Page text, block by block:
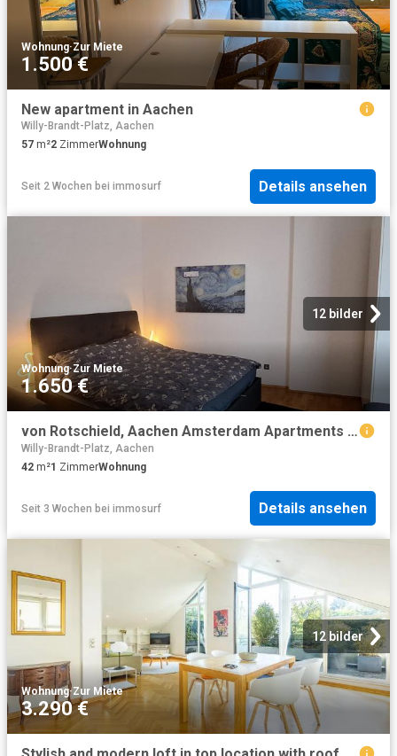
Wohnung·Zur Miete
1.500 €
New apartment in Aachen
Willy-Brandt-Platz, Aachen
57 m²2 ZimmerWohnung
Seit 2 Wochen bei immosurf Details ansehen
12 bilder
Wohnung·Zur Miete
1.650 €
von Rotschield, Aachen Amsterdam Apartments for Rent
Willy-Brandt-Platz, Aachen
42 m²1 ZimmerWohnung
Seit 3 Wochen bei immosurf Details ansehen
12 bilder
Wohnung·Zur Miete
3.290 €